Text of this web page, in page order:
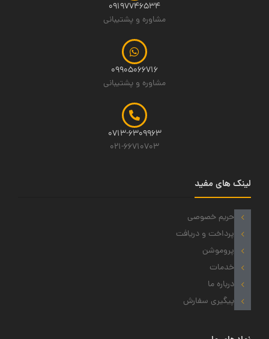
09197746534
مشاوره و پشتیبانی
09905066716
مشاوره و پشتیبانی
0713-6309963
021-66710703
لینک های مفید
حریم خصوصی
پرداخت و دریافت
پروموشن
خدمات
درباره ما
پیگیری سفارش